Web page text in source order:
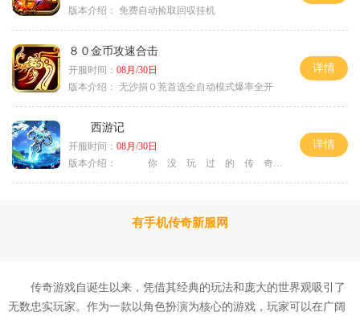
版本介绍： 免费自动捡取回収挂机
８０金币攻速合击
开服时间： 08月/30日
版本介绍： 无沙捐０茺首选全自动模式爆率全开
详情
西游记
开服时间： 08月/30日
版本介绍：
你 没 玩 过 的 传 奇
详情
有手机传奇新服网
传奇游戏自诞生以来，凭借其经典的玩法和庞大的世界观吸引了
无数忠实玩家。作为一款以角色扮演为核心的游戏，玩家可以在广阔